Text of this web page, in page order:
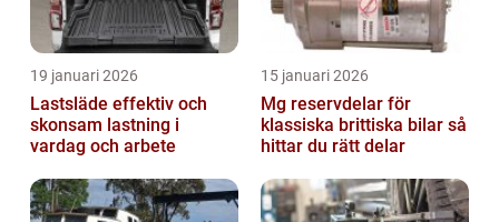
19 januari 2026
Lastsläde effektiv och
skonsam lastning i
vardag och arbete
15 januari 2026
Mg reservdelar för
klassiska brittiska bilar så
hittar du rätt delar